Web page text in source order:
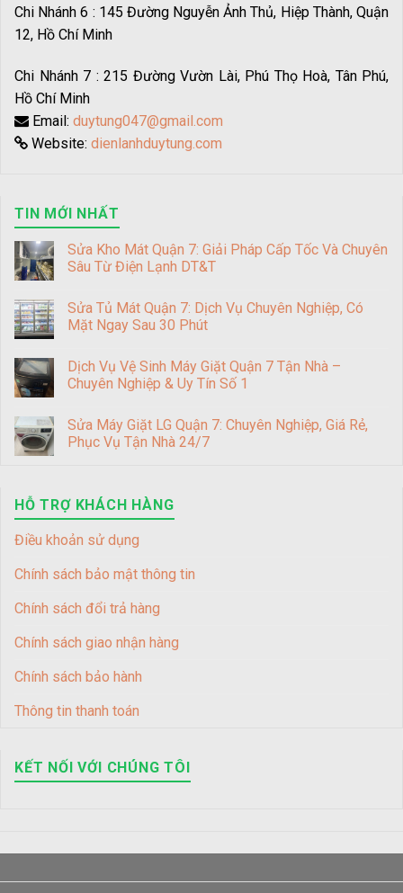
Chi Nhánh 6 : 145 Đường Nguyễn Ảnh Thủ, Hiệp Thành, Quận
12, Hồ Chí Minh
Chi Nhánh 7 : 215 Đường Vườn Lài, Phú Thọ Hoà, Tân Phú,
Hồ Chí Minh
Email: duytung047@gmail.com
Website: dienlanhduytung.com
TIN MỚI NHẤT
Sửa Kho Mát Quận 7: Giải Pháp Cấp Tốc Và Chuyên
Sâu Từ Điện Lạnh DT&T
Sửa Tủ Mát Quận 7: Dịch Vụ Chuyên Nghiệp, Có
Mặt Ngay Sau 30 Phút
Dịch Vụ Vệ Sinh Máy Giặt Quận 7 Tận Nhà –
Chuyên Nghiệp & Uy Tín Số 1
Sửa Máy Giặt LG Quận 7: Chuyên Nghiệp, Giá Rẻ,
Phục Vụ Tận Nhà 24/7
HỖ TRỢ KHÁCH HÀNG
Điều khoản sử dụng
Chính sách bảo mật thông tin
Chính sách đổi trả hàng
Chính sách giao nhận hàng
Chính sách bảo hành
Thông tin thanh toán
KẾT NỐI VỚI CHÚNG TÔI